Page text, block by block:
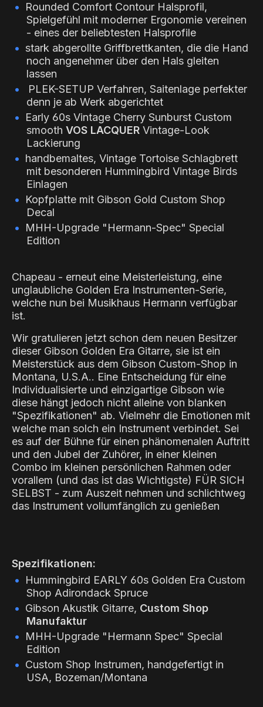
Rounded Comfort Contour Halsprofil,
Spielgefühl mit moderner Ergonomie vereinen
- eines der beliebtesten Halsprofile
stark abgerollte Griffbrettkanten, die die Hand
noch angenehmer über den Hals gleiten
lassen
PLEK-SETUP Verfahren, Saitenlage perfekter
denn je ab Werk abgerichtet
Early 60s Vintage Cherry Sunburst Custom
smooth VOS LACQUER Vintage-Look
Lackierung
handbemaltes, Vintage Tortoise Schlagbrett
mit besonderen Hummingbird Vintage Birds
Einlagen
Kopfplatte mit Gibson Gold Custom Shop
Decal
MHH-Upgrade "Hermann-Spec" Special
Edition
Chapeau - erneut eine Meisterleistung, eine
unglaubliche Golden Era Instrumenten-Serie,
welche nun bei Musikhaus Hermann verfügbar
ist.
Wir gratulieren jetzt schon dem neuen Besitzer
dieser Gibson Golden Era Gitarre, sie ist ein
Meisterstück aus dem Gibson Custom-Shop in
Montana, U.S.A.. Eine Entscheidung für eine
Individualisierte und einzigartige Gibson wie
diese hängt jedoch nicht alleine von blanken
"Spezifikationen" ab. Vielmehr die Emotionen mit
welche man solch ein Instrument verbindet. Sei
es auf der Bühne für einen phänomenalen Auftritt
und den Jubel der Zuhörer, in einer kleinen
Combo im kleinen persönlichen Rahmen oder
vorallem (und das ist das Wichtigste) FÜR SICH
SELBST - zum Auszeit nehmen und schlichtweg
das Instrument vollumfänglich zu genießen
Spezifikationen:
Hummingbird EARLY 60s Golden Era Custom
Shop Adirondack Spruce
Gibson Akustik Gitarre, Custom Shop
Manufaktur
MHH-Upgrade "Hermann Spec" Special
Edition
Custom Shop Instrumen, handgefertigt in
USA, Bozeman/Montana